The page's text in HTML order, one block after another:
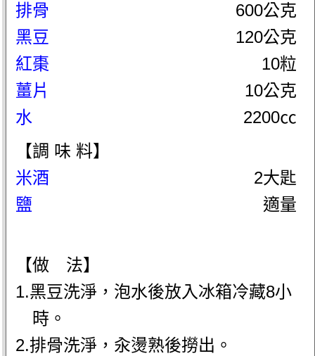
排骨
600公克
黑豆
120公克
紅棗
10粒
薑片
10公克
水
2200㏄
【調 味 料】
米酒
2大匙
鹽
適量
【做 法】
1.黑豆洗淨，泡水後放入冰箱冷藏8小
時。
2.排骨洗淨，汆燙熟後撈出。